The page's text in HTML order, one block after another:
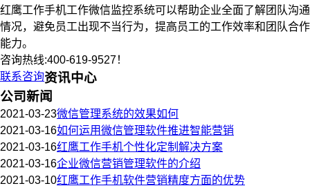
红鹰工作手机工作微信监控系统可以帮助企业全面了解团队沟通
情况，避免员工出现不当行为，提高员工的工作效率和团队合作
能力。
咨询热线:400-619-9527！
联系咨询资讯中心
公司新闻
2021-03-23微信管理系统的效果如何
2021-03-16如何运用微信管理软件推进智能营销
2021-03-16红鹰工作手机个性化定制解决方案
2021-03-16企业微信营销管理软件的介绍
2021-03-10红鹰工作手机软件营销精度方面的优势